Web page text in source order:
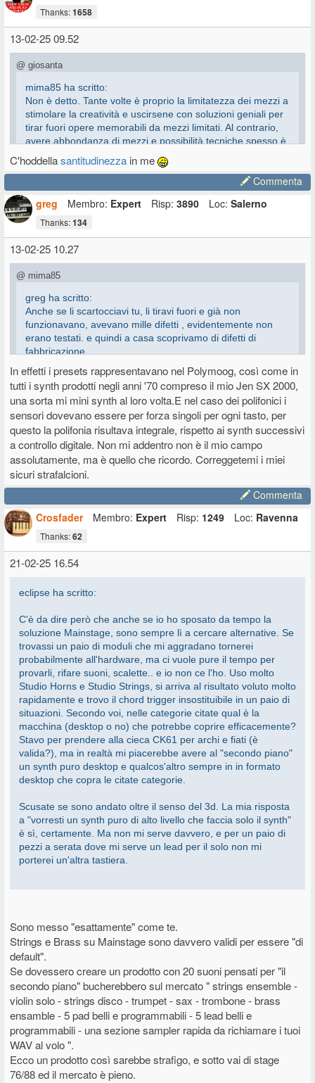
Thanks:1658
13-02-25 09.52
@ giosanta
mima85 ha scritto:
Non è detto. Tante volte è proprio la limitatezza dei mezzi a
stimolare la creatività e uscirsene con soluzioni geniali per
tirar fuori opere memorabili da mezzi limitati. Al contrario,
avere abbondanza di mezzi e possibilità tecniche spesso è
intorno a te da renderti difficile focalizzare le idee, oppure
MIMA SANTO SUBITO!
C'hoddellasantitudinezza in me
Commenta
greg
Membro: Expert Risp: 3890 Loc: Salerno
Thanks:134
13-02-25 10.27
@ mima85
greg ha scritto:
Anche se li scartocciavi tu, li tiravi fuori e già non
funzionavano, avevano mille difetti , evidentemente non
erano testati. e quindi a casa scoprivamo di difetti di
fabbricazione
Era tecnologia ancora pionieristica a quei tempi (anni '70), poi sul
fronte dell'affidabilità negli anni '80 le cose hanno iniziato a migliorare.
I problemi li avevano in particolare i polifonici analogici per via della
loro costruzione più complessa. Uno dei motivi per cui il Jupiter 8 ha
spopolato sui palchi a quei tempi era perché è uno dei synth più
affidabili prodotti in quegli anni. In questo i costruttori giapponesi
erano più avanti rispetto agli americani Oberheim e Sequential (ARP
stava già chiudendo i battenti), che però nel frattempo con l'OB-Xa e
ancor di più con l'OB-8, e la terza revisione del Prophet 5, hanno
migliorato parecchio la situazione sul fronte affidabilità. Moog invece
è rimasta indietro coi polifonici, nel 1982 ci ha provato col
Memorymoog che però era un disastro in quanto ad affidabilità, poi
nel 1983 è arrivato il DX-7 e li non c'è più stata partita.
Il Polymoog soffre in particolare del fatto che i componenti degli
oscillatori e filtri non sono direttamente saldati su una scheda
comune, ma ognuno ha la sua schedina ed ogni schedina è infilata in
uno slot. Gli slot sono saldati su una scheda "backplane", la quale ne
ha montati a decine e supporta altrettante schedine generatrici, e di
quei backplane nel Polymoog ce ne sono due uno sopra l'altro.
Quella quantità ingente di generatori è dovuta al fatto che il
Polymoog è completamente polifonico e per ogni tasto c'è un
generatore. Nessuna sorpresa che con una costruzione del genere
basta spostare o anche solo inclinare lo strumento per avere
problemi. Aggiungiamo poi che negli anni '70 la costruzione dei chip
era agli albori, che il Polymoog faceva largo uso di chip custom
analogici la cui costruzione era ancora più sperimentale, ed abbiamo
la ricetta per la tempesta perfetta.
In effetti i presets rappresentavano nel Polymoog, così come in
tutti i synth prodotti negli anni '70 compreso il mio Jen SX 2000,
una sorta mi mini synth al loro volta.E nel caso dei polifonici i
sensori dovevano essere per forza singoli per ogni tasto, per
questo la polifonia risultava integrale, rispetto ai synth successivi
a controllo digitale. Non mi addentro non è il mio campo
assolutamente, ma è quello che ricordo. Correggetemi i miei
sicuri strafalcioni.
Commenta
Crosfader
Membro: Expert Risp: 1249 Loc: Ravenna
Thanks:62
21-02-25 16.54
eclipse ha scritto:
C'è da dire però che anche se io ho sposato da tempo la
soluzione Mainstage, sono sempre lì a cercare alternative. Se
trovassi un paio di moduli che mi aggradano tornerei
probabilmente all'hardware, ma ci vuole pure il tempo per
provarli, rifare suoni, scalette.. e io non ce l'ho. Uso molto
Studio Horns e Studio Strings, si arriva al risultato voluto molto
rapidamente e trovo il chord trigger insostituibile in un paio di
situazioni. Secondo voi, nelle categorie citate qual è la
macchina (desktop o no) che potrebbe coprire efficacemente?
Stavo per prendere alla cieca CK61 per archi e fiati (è
valida?), ma in realtà mi piacerebbe avere al "secondo piano"
un synth puro desktop e qualcos'altro sempre in in formato
desktop che copra le citate categorie.
Scusate se sono andato oltre il senso del 3d. La mia risposta
a "vorresti un synth puro di alto livello che faccia solo il synth"
è sì, certamente. Ma non mi serve davvero, e per un paio di
pezzi a serata dove mi serve un lead per il solo non mi
porterei un'altra tastiera.
Sono messo "esattamente" come te.
Strings e Brass su Mainstage sono davvero validi per essere "di
default".
Se dovessero creare un prodotto con 20 suoni pensati per "il
secondo piano" bucherebbero sul mercato " strings ensemble -
violin solo - strings disco - trumpet - sax - trombone - brass
ensamble - 5 pad belli e programmabili - 5 lead belli e
programmabili - una sezione sampler rapida da richiamare i tuoi
WAV al volo ".
Ecco un prodotto così sarebbe strafigo, e sotto vai di stage
76/88 ed il mercato è pieno.